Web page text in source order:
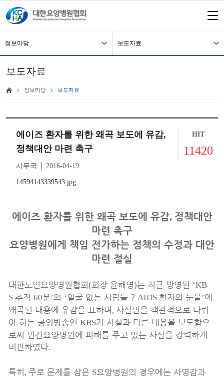
정보마당 보도자료
보도자료
정보마당 보도자료
에이즈 환자를 위한 왜곡 보도에 유감,
정책대안 마련 촉구
사무국 │ 2016-04-19
14594143339543.jpg
HIT
11420
에이즈 환자를 위한 왜곡 보도에 유감, 정책대안
마련 촉구
요양병원에게 책임 전가하는 정책의 수정과 대안
마련 절실
대한노인요양병원협회 (회장 윤해영)는 최근 방영된 ‘KB
S 추적 60분’의 ‘얼굴 없는 사람들 ? AIDS 환자의 눈물’에
왜곡된 내용에 유감을 표하며 , 사실만을 객관적으로 다뤄
야 하는 공영방송인 KBS가 사실과 다른 내용을 보도함으
로써 민간요양병원에 피해를 주고 있는 사실을 강력하게
비판하였다.
특히 , 주로 문제를 삼은 S요양병원의 경우에는 사명감과